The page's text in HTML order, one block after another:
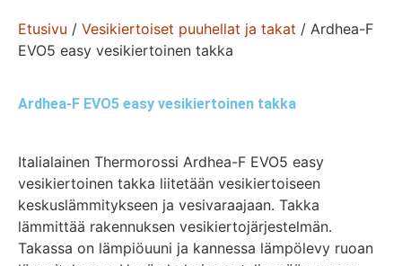
Etusivu / Vesikiertoiset puuhellat ja takat / Ardhea-F
EVO5 easy vesikiertoinen takka
Ardhea-F EVO5 easy vesikiertoinen takka
Italialainen Thermorossi Ardhea-F EVO5 easy
vesikiertoinen takka liitetään vesikiertoiseen
keskuslämmitykseen ja vesivaraajaan. Takka
lämmittää rakennuksen vesikiertojärjestelmän.
Takassa on lämpiöuuni ja kannessa lämpölevy ruoan